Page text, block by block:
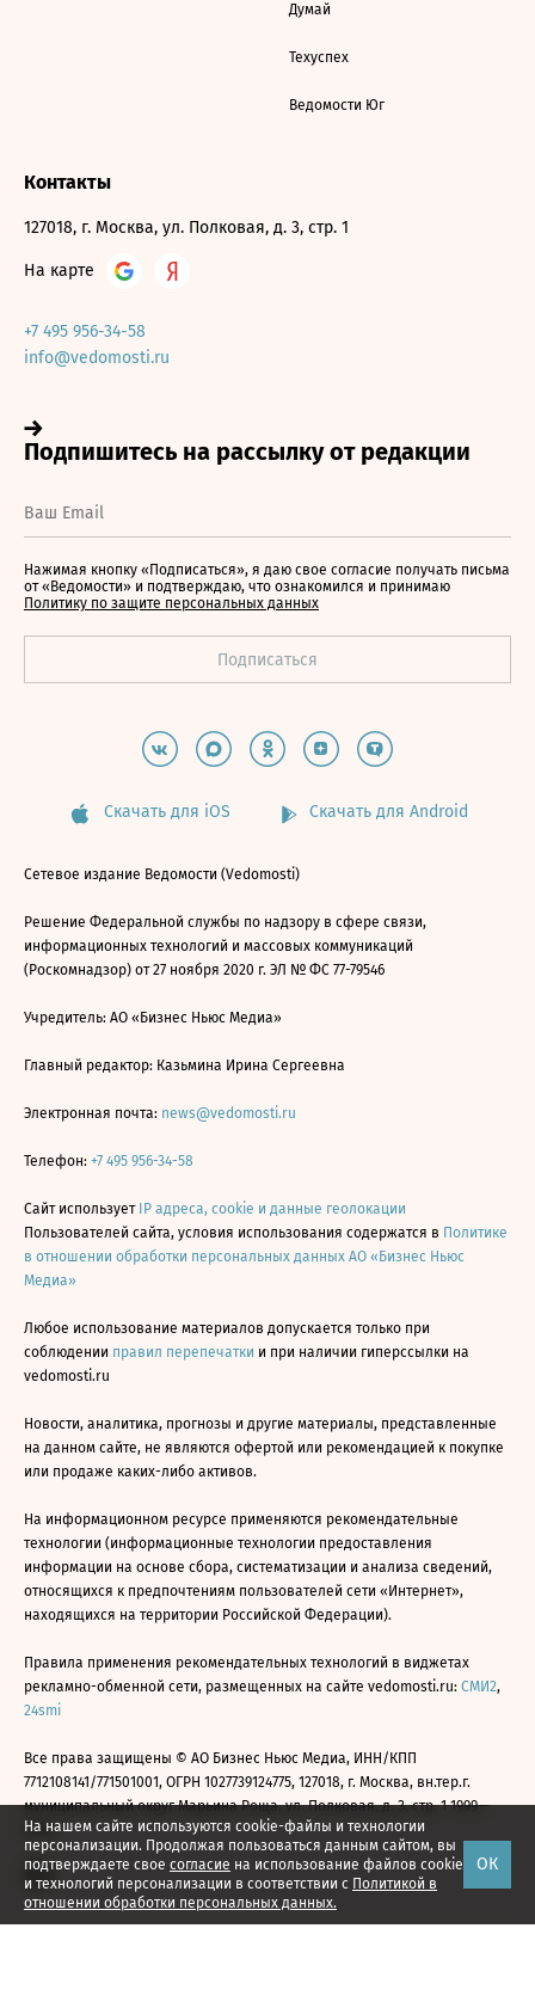
На нашем сайте используются cookie-файлы и технологии
персонализации. Продолжая пользоваться данным сайтом, вы
подтверждаете свое согласие на использование файлов cookie
и технологий персонализации в соответствии с Политикой в
отношении обработки персональных данных.
ОК
Думай
Техуспех
Ведомости Юг
Контакты
127018, г. Москва, ул. Полковая, д. 3, стр. 1
На карте
+7 495 956-34-58
info@vedomosti.ru
Нажимая кнопку «Подписаться», я даю свое согласие получать письма
от «Ведомости» и подтверждаю, что ознакомился и принимаю
Политику по защите персональных данных
Скачать для iOS Скачать для Android
Сетевое издание Ведомости (Vedomosti)
Решение Федеральной службы по надзору в сфере связи,
информационных технологий и массовых коммуникаций
(Роскомнадзор) от 27 ноября 2020 г. ЭЛ № ФС 77-79546
Учредитель: АО «Бизнес Ньюс Медиа»
Главный редактор: Казьмина Ирина Сергеевна
Электронная почта: news@vedomosti.ru
Телефон: +7 495 956-34-58
Сайт использует IP адреса, cookie и данные геолокации
Пользователей сайта, условия использования содержатся в Политике
в отношении обработки персональных данных АО «Бизнес Ньюс
Медиа»
Любое использование материалов допускается только при
соблюдении правил перепечатки и при наличии гиперссылки на
vedomosti.ru
Новости, аналитика, прогнозы и другие материалы, представленные
на данном сайте, не являются офертой или рекомендацией к покупке
или продаже каких-либо активов.
На информационном ресурсе применяются рекомендательные
технологии (информационные технологии предоставления
информации на основе сбора, систематизации и анализа сведений,
относящихся к предпочтениям пользователей сети «Интернет»,
находящихся на территории Российской Федерации).
Правила применения рекомендательных технологий в виджетах
рекламно-обменной сети, размещенных на сайте vedomosti.ru: СМИ2,
24smi
Все права защищены © АО Бизнес Ньюс Медиа, ИНН/КПП
7712108141/771501001, ОГРН 1027739124775, 127018, г. Москва, вн.тер.г.
муниципальный округ Марьина Роща, ул. Полковая, д. 3, стр. 1 1999—
2026